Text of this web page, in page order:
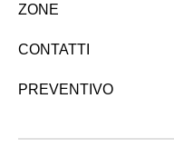
ZONE
CONTATTI
PREVENTIVO